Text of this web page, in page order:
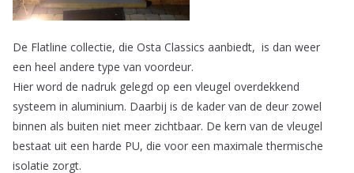
De Flatline collectie, die Osta Classics aanbiedt, is dan weer
een heel andere type van voordeur.
Hier word de nadruk gelegd op een vleugel overdekkend
systeem in aluminium. Daarbij is de kader van de deur zowel
binnen als buiten niet meer zichtbaar. De kern van de vleugel
bestaat uit een harde PU, die voor een maximale thermische
isolatie zorgt.